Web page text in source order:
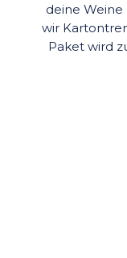
deine
wir
Paket wird